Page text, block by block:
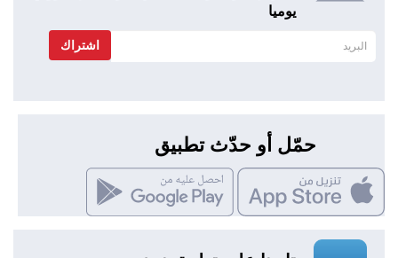
يوميا
اشتراك
حمّل أو حدّث تطبيق